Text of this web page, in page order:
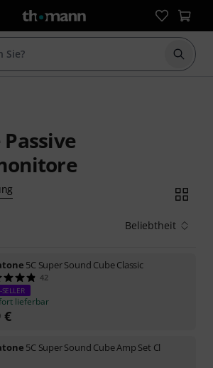
Suche
Beliebtheit
5C Super Sound Cube Classic
42
lieferbar
€
5C Super Sound Cube Amp Set Cl